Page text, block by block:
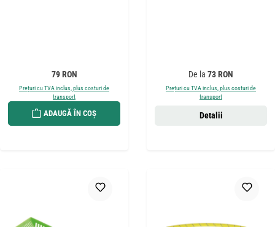
Preț obișnuit:
79 RON
Prețuri cu TVA inclus, plus costuri de
transport
ADAUGĂ ÎN COȘ
Preț obișnuit:
De la 73 RON
Prețuri cu TVA inclus, plus costuri de
transport
Detalii